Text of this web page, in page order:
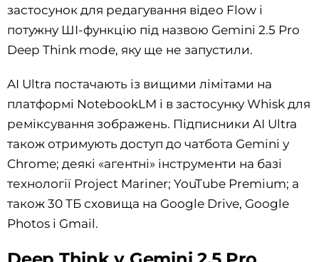
застосунок для редагування відео Flow і
потужну ШІ-функцію під назвою Gemini 2.5 Pro
Deep Think mode, яку ще не запустили.
AI Ultra постачають із вищими лімітами на
платформі NotebookLM і в застосунку Whisk для
реміксування зображень. Підписники AI Ultra
також отримують доступ до чатбота Gemini у
Chrome; деякі «агентні» інструменти на базі
технології Project Mariner; YouTube Premium; а
також 30 ТБ сховища на Google Drive, Google
Photos і Gmail.